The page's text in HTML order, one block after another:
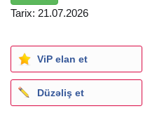
Tarix: 21.07.2026
ViP elan et
Düzəliş et